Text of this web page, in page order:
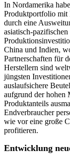
In Nordamerika
Produktportfolio mit
durch eine
asiatisch-
China und Indien,
Partnerschaften für
Herstellern sind
jüngsten
auslaufsichere
aufgrund der hohen
Produktanteils
Endverbraucher
wie vor eine große
profitieren.
Entwicklung